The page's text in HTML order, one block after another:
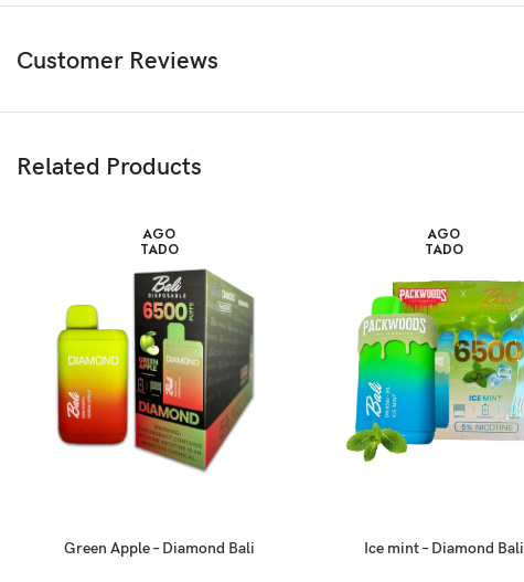
Customer Reviews
Related Products
AGO
TADO
Green Apple – Diamond Bali
AGO
TADO
Ice mint – Diamond Bali